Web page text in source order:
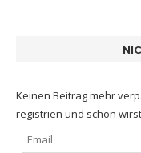
Keinen Beitrag mehr
registrien und schon